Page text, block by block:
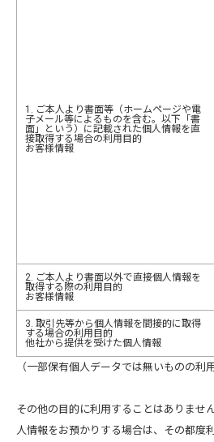
1. ご本人より書面等（ホームページや電
子メール等によるものを含む。以下「書
面」という）に記載された個人情報を直
接取得する場合の利用目的
お客様情報
2. ご本人より書面以外で直接個人情報を
取得する際の利用目的
お客様情報
3. 取引先等から個人情報を間接的に取得
する場合の利用目的
他社から提供を受けた個人情報
（一部保有個人データでは無いものの利
その他の目的に利用することはありませ
人情報をお預かりする場合は、その都度